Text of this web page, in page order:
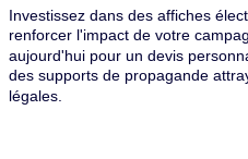
Investissez dans des affiches
renforcer l'impact de votre
aujourd'hui pour un devis
des supports de propagande
légales.